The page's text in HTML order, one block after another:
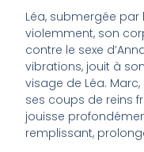
Léa, submergée
violemment, son
contre le sexe
vibrations, jouit à
visage de Léa.
ses coups de reins
jouisse
remplissant,